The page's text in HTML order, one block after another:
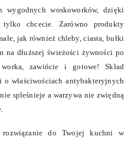
wygodnych woskoworków, dzięki
chcecie. Zarówno produkty
jak również chleby, ciasta, bułki
na dłuższej świeżości żywności po
zawińcie i gotowe! Skład
właściwościach antybakteryjnych
spleśnieje a warzywa nie zwiędną
rozwiązanie do Twojej kuchni w